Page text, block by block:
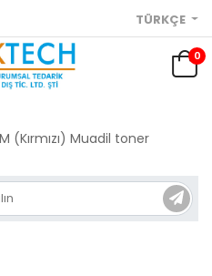
TÜRKÇE
0